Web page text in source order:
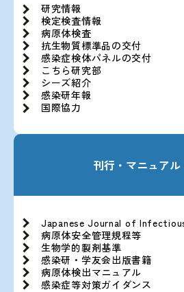
研究情報
検定検査情報
病原体検査
抗生物質標準品の交付
感染症検体パネルの交付
こちら研究部
シーズ紹介
感染研年報
国際協力
刊行・マニュア
Japanese Journal of
病原体安全管理規程等
生物学的製剤基準
感染研・学友会出版書籍
病原体検出マニュアル
感染症等対策ガイダンス